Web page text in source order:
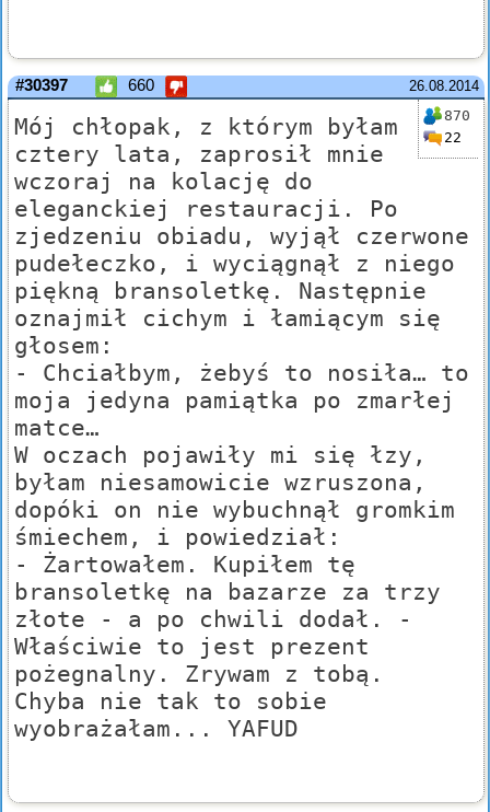
26.08.2014
#30397 660
870
22
Mój chłopak, z którym byłam
cztery lata, zaprosił mnie
wczoraj na kolację do
eleganckiej restauracji. Po
zjedzeniu obiadu, wyjął czerwone
pudełeczko, i wyciągnął z niego
piękną bransoletkę. Następnie
oznajmił cichym i łamiącym się
głosem:
- Chciałbym, żebyś to nosiła… to
moja jedyna pamiątka po zmarłej
matce…
W oczach pojawiły mi się łzy,
byłam niesamowicie wzruszona,
dopóki on nie wybuchnął gromkim
śmiechem, i powiedział:
- Żartowałem. Kupiłem tę
bransoletkę na bazarze za trzy
złote - a po chwili dodał. -
Właściwie to jest prezent
pożegnalny. Zrywam z tobą.
Chyba nie tak to sobie
wyobrażałam... YAFUD